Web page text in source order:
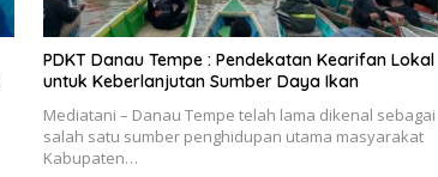
PDKT Danau Tempe : Pendekatan Kearifan Lokal
untuk Keberlanjutan Sumber Daya Ikan
Mediatani – Danau Tempe telah lama dikenal sebagai
salah satu sumber penghidupan utama masyarakat
Kabupaten…